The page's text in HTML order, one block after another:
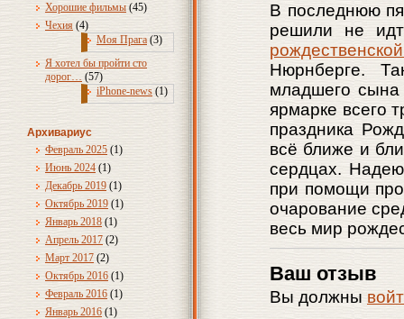
Хорошие фильмы (45)
Чехия (4)
Моя Прага (3)
Я хотел бы пройти сто
дорог… (57)
iPhone-news (1)
Архивариус
Февраль 2025 (1)
Июнь 2024 (1)
Декабрь 2019 (1)
Октябрь 2019 (1)
Январь 2018 (1)
Апрель 2017 (2)
Март 2017 (2)
Октябрь 2016 (1)
Февраль 2016 (1)
Январь 2016 (1)
В последнюю
решили не
Нюрнберге.
младшего
ярмарке всего
праздника
всё ближе и
сердцах.
при помощи
очарование
весь мир
Ваш отзыв
Вы должны